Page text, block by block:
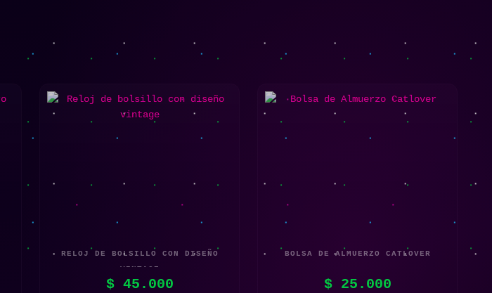
RELOJ DE BOLSILLO CON DISEÑO
VINTAGE
$45.000
BOLSA DE ALMUERZO CATLOVER
$25.000